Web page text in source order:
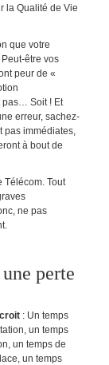
la Qualité de Vie
que votre
être vos
peur de «
pas… Soit ! Et
erreur, sachez-
immédiates,
à bout de
Télécom. Tout
ne pas
perte
: Un temps
un temps
un temps de
un temps